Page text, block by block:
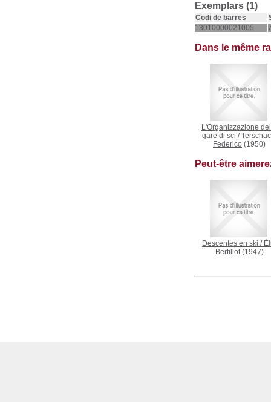
Exemplars (1)
Codi de barres
13010000021005
Dans le même
L'Organizzazione
gare di sci /
Federico (1950)
Peut-être
Descentes en ski /
Bertillot(1947)